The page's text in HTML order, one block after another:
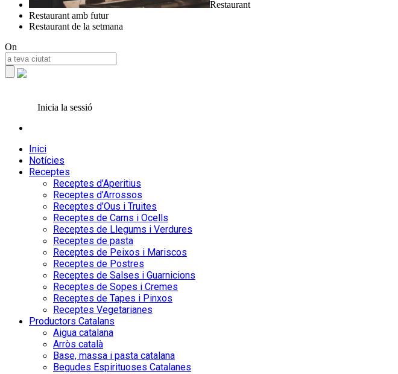
Restaurant
Restaurant amb futur
Restaurant de la setmana
On
Inicia la sessió
Inici
Notícies
Receptes
Receptes d’Aperitius
Receptes d’Arrossos
Receptes d’Ous i Truites
Receptes de Carns i Ocells
Receptes de Llegums i Verdures
Receptes de pasta
Receptes de Peixos i Mariscos
Receptes de Postres
Receptes de Salses i Guarnicions
Receptes de Sopes i Cremes
Receptes de Tapes i Pinxos
Receptes Vegetarianes
Productors Catalans
Aigua catalana
Arròs català
Base, massa i pasta catalana
Begudes Espirituoses Catalanes